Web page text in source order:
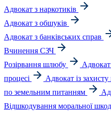
Адвокат з наркотиків
Адвокат з обшуків
Адвокат з банківських справ
Вчинення СЗЧ
Розірвання шлюбу
процесі
Адвокат із
по земельним питанням
Відшкодування моральної